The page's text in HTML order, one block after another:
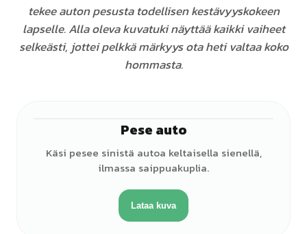
tekee auton pesusta todellisen kestävyyskokeen
lapselle. Alla oleva kuvatuki näyttää kaikki vaiheet
selkeästi, jottei pelkkä märkyys ota heti valtaa koko
hommasta.
Pese auto
Käsi pesee sinistä autoa keltaisella sienellä,
ilmassa saippuakuplia.
Lataa kuva